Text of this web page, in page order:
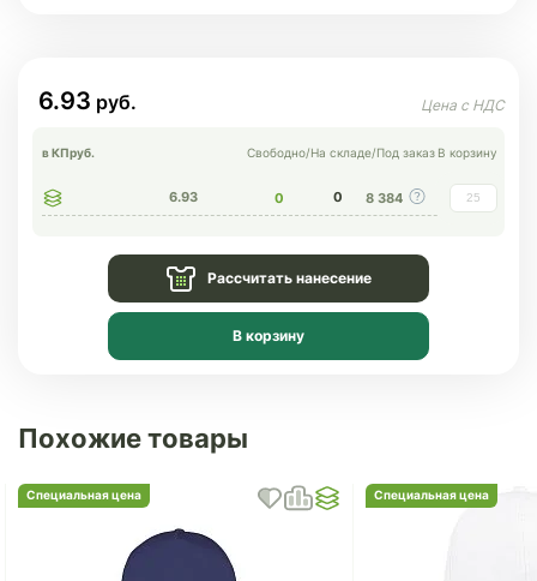
6.93
в КПруб. Свободно/На складе/Под заказ В корзину
6.93 0 0 8 384
Рассчитать нанесение
В корзину
Похожие товары
Специальная цена Специальная цена